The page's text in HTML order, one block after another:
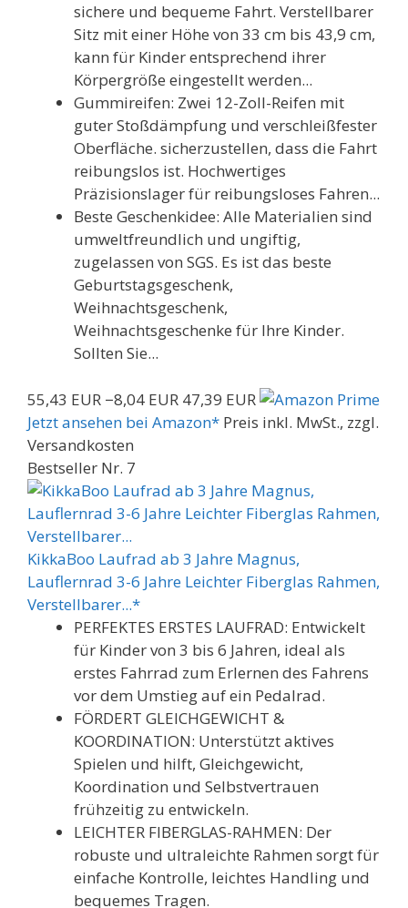
sichere und bequeme Fahrt. Verstellbarer
Sitz mit einer Höhe von 33 cm bis 43,9 cm,
kann für Kinder entsprechend ihrer
Körpergröße eingestellt werden...
Gummireifen: Zwei 12-Zoll-Reifen mit
guter Stoßdämpfung und verschleißfester
Oberfläche. sicherzustellen, dass die Fahrt
reibungslos ist. Hochwertiges
Präzisionslager für reibungsloses Fahren...
Beste Geschenkidee: Alle Materialien sind
umweltfreundlich und ungiftig,
zugelassen von SGS. Es ist das beste
Geburtstagsgeschenk,
Weihnachtsgeschenk,
Weihnachtsgeschenke für Ihre Kinder.
Sollten Sie...
55,43 EUR −8,04 EUR 47,39 EUR
Jetzt ansehen bei Amazon* Preis inkl. MwSt., zzgl.
Versandkosten
Bestseller Nr. 7
KikkaBoo Laufrad ab 3 Jahre Magnus,
Lauflernrad 3-6 Jahre Leichter Fiberglas Rahmen,
Verstellbarer...*
PERFEKTES ERSTES LAUFRAD: Entwickelt
für Kinder von 3 bis 6 Jahren, ideal als
erstes Fahrrad zum Erlernen des Fahrens
vor dem Umstieg auf ein Pedalrad.
FÖRDERT GLEICHGEWICHT &
KOORDINATION: Unterstützt aktives
Spielen und hilft, Gleichgewicht,
Koordination und Selbstvertrauen
frühzeitig zu entwickeln.
LEICHTER FIBERGLAS-RAHMEN: Der
robuste und ultraleichte Rahmen sorgt für
einfache Kontrolle, leichtes Handling und
bequemes Tragen.